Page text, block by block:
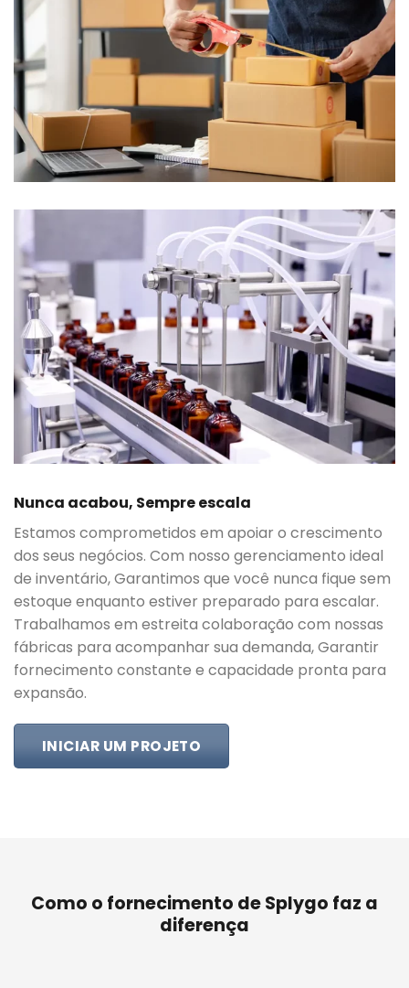
Nunca acabou, Sempre escala
Estamos comprometidos em apoiar o crescimento
dos seus negócios. Com nosso gerenciamento ideal
de inventário, Garantimos que você nunca fique sem
estoque enquanto estiver preparado para escalar.
Trabalhamos em estreita colaboração com nossas
fábricas para acompanhar sua demanda, Garantir
fornecimento constante e capacidade pronta para
expansão.
INICIAR UM PROJETO
Como o fornecimento de Splygo faz a
diferença